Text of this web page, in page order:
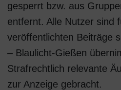
gesperrt bzw. aus
entfernt. Alle Nutzer sind
veröffentlichten Beiträge
– Blaulicht-Gießen
Strafrechtlich relevante
zur Anzeige gebracht.